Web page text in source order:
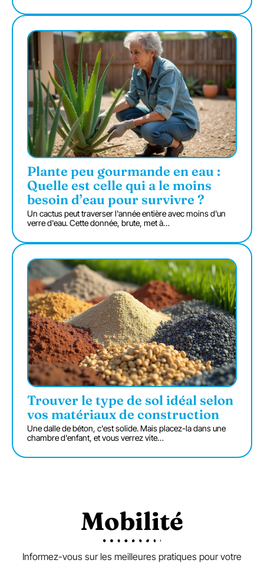
Plante peu gourmande en eau :
Quelle est celle qui a le moins
besoin d’eau pour survivre ?
Un cactus peut traverser l'année entière avec moins d'un
verre d'eau. Cette donnée, brute, met à…
Trouver le type de sol idéal selon
vos matériaux de construction
Une dalle de béton, c'est solide. Mais placez-la dans une
chambre d'enfant, et vous verrez vite…
Mobilité
Informez-vous sur les meilleures pratiques pour votre